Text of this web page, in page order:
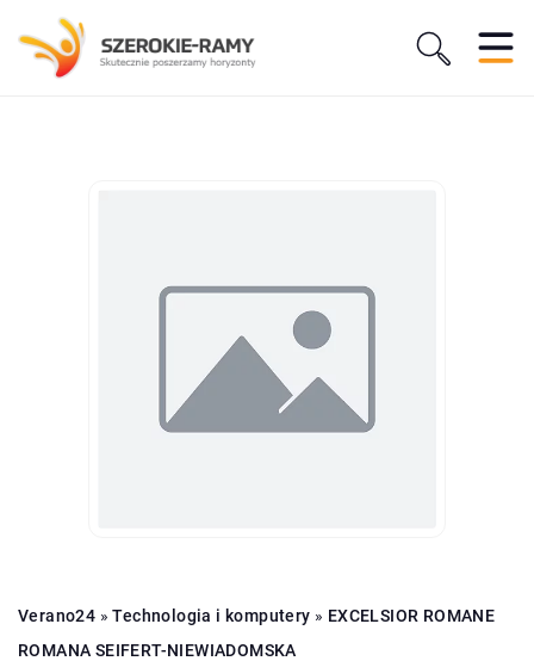
Verano24 »Technologia i komputery » EXCELSIOR ROMANE
ROMANA SEIFERT-NIEWIADOMSKA